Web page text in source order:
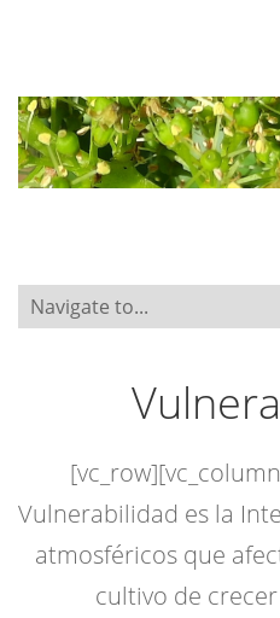
Vulnerabilidad es la
atmosféricos que
cultivo de